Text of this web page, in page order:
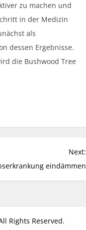
zu machen und
in der Medizin
als
dessen Ergebnisse.
die Bushwood Tree
Next:
eindämmen
Rights Reserved.